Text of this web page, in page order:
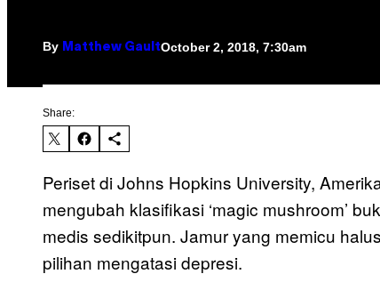
By Matthew GaultOctober 2, 2018, 7:30am
Share:
Periset di Johns Hopkins University,
mengubah klasifikasi ‘magic mushroom’
medis sedikitpun. Jamur yang memicu
pilihan mengatasi depresi.